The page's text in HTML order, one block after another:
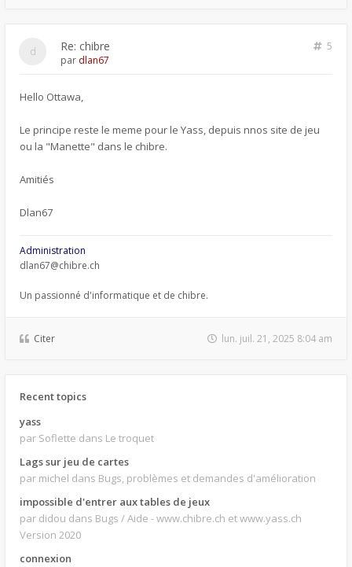
Re: chibre
5
par dlan67
Hello Ottawa,
Le principe reste le meme pour le Yass, depuis nnos site de jeu
ou la "Manette" dans le chibre.
Amitiés
Dlan67
Administration
dlan67@chibre.ch
Un passionné d'informatique et de chibre.
Citer lun. juil. 21, 2025 8:04 am
Recent topics
yass
par Soflette dans Le troquet
Lags sur jeu de cartes
par michel dans Bugs, problèmes et demandes d'amélioration
impossible d'entrer aux tables de jeux
par didou dans Bugs / Aide - www.chibre.ch et www.yass.ch
Version 2020
connexion